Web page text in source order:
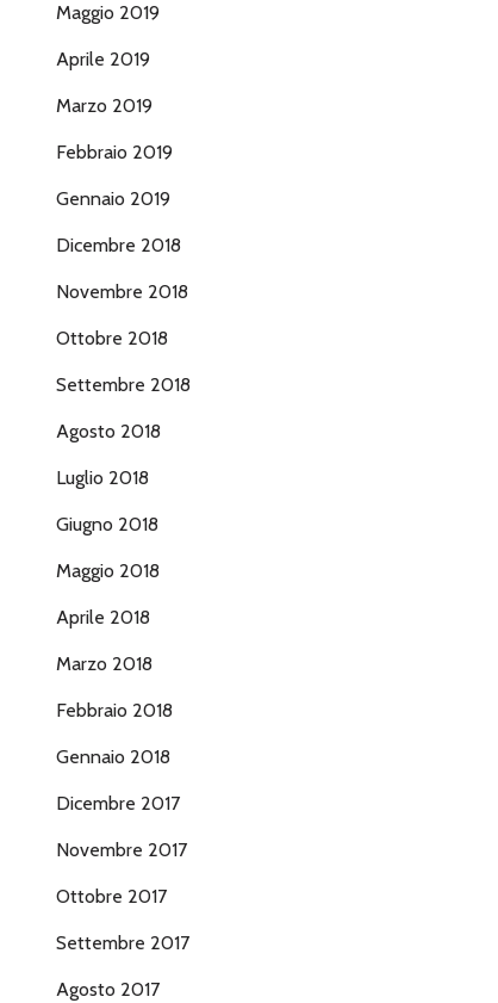
Maggio 2019
Aprile 2019
Marzo 2019
Febbraio 2019
Gennaio 2019
Dicembre 2018
Novembre 2018
Ottobre 2018
Settembre 2018
Agosto 2018
Luglio 2018
Giugno 2018
Maggio 2018
Aprile 2018
Marzo 2018
Febbraio 2018
Gennaio 2018
Dicembre 2017
Novembre 2017
Ottobre 2017
Settembre 2017
Agosto 2017